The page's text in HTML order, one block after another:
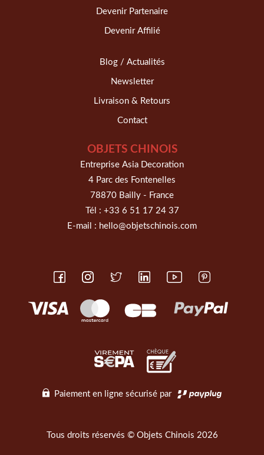
Devenir Partenaire
Devenir Affilié
Blog / Actualités
Newsletter
Livraison & Retours
Contact
OBJETS CHINOIS
Entreprise Asia Decoration
4 Parc des Fontenelles
78870 Bailly - France
Tél : +33 6 51 17 24 37
E-mail : hello@objetschinois.com
Paiement en ligne sécurisé par
Tous droits réservés © Objets Chinois 2026